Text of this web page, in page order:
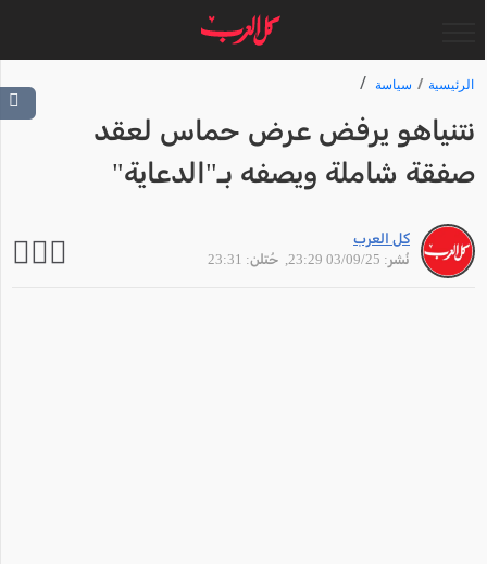
الرئيسية سياسة
نتنياهو يرفض عرض حماس لعقد
صفقة شاملة ويصفه بـ"الدعاية"
كل العرب
نُشر: 03/09/25 23:29
, حُتلن: 23:31